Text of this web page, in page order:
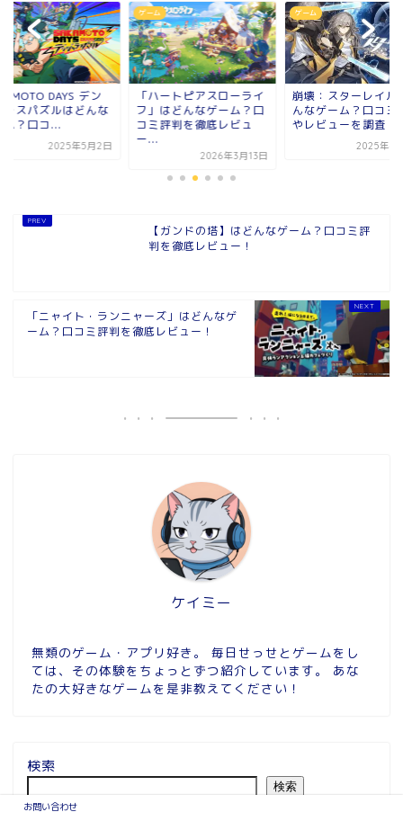
DAYS デン
ラスパズルはどんな
ム？口コ...
2025年5月2日
ゲーム
「ハートピアスローライ
フ」はどんなゲーム？口
コミ評判を徹底レビュ
ー...
2026年3月13日
ゲーム
崩壊：スターレイル
んなゲーム？口コミ
やレビューを調査！
2025年4
【ガンドの塔】はどんなゲーム？口コミ評
判を徹底レビュー！
「ニャイト・ランニャーズ」はどんなゲ
ーム？口コミ評判を徹底レビュー！
ケイミー
無類のゲーム・アプリ好き。 毎日せっせとゲームをし
ては、その体験をちょっとずつ紹介しています。 あな
たの大好きなゲームを是非教えてください！
検索
検索
お問い合わせ